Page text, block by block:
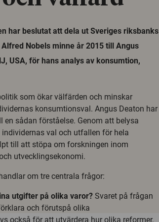
har beslutat att dela ut Sveriges riksbanks
Nobels minne år 2015 till Angus
USA, för hans analys av konsumtion,
som ökar välfärden och minskar
konsumtionsval. Angus Deaton har
sådan förståelse. Genom att belysa
val och utfallen för hela
till att stöpa om forskningen inom
utvecklingsekonomi.
om tre centrala frågor:
utgifter på olika varor? Svaret på frågan
och förutspå olika
också för att utvärdera hur olika reformer,